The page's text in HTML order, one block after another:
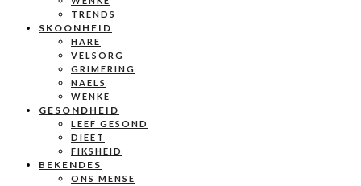
TRENDS
SKOONHEID
HARE
VELSORG
GRIMERING
NAELS
WENKE
GESONDHEID
LEEF GESOND
DIEET
FIKSHEID
BEKENDES
ONS MENSE